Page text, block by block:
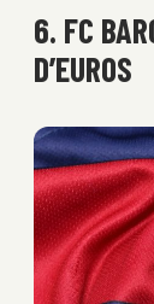
6. FC
D’EUROS